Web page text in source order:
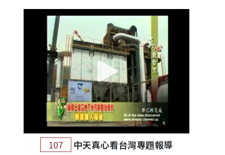
107 中天真心看台灣專題報導